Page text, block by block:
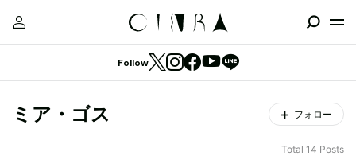
Follow
ミア・ゴス フォロー
Total 14 Posts